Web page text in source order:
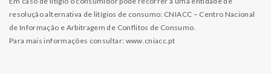
resolução alternativa de litígios de consumo: CNIACC – Centro Nacional
de Informação e Arbitragem de Conflitos de Consumo.
Para mais informações consultar: www.cniacc.pt